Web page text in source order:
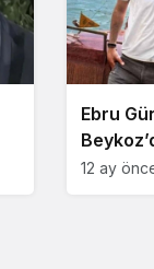
Ebru
alındı!
12 ay